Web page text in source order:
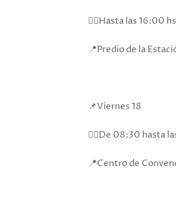
👉🏻Hasta las 16:00 hs
📍Predio de la
📌Viernes 18
👉🏻De 08:30 hasta
📍Centro de